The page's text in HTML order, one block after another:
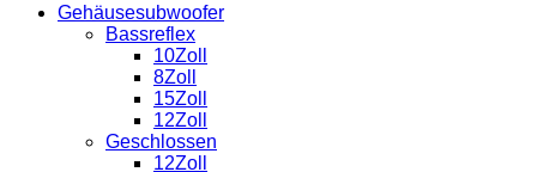
Gehäusesubwoofer
Bassreflex
10Zoll
8Zoll
15Zoll
12Zoll
Geschlossen
12Zoll